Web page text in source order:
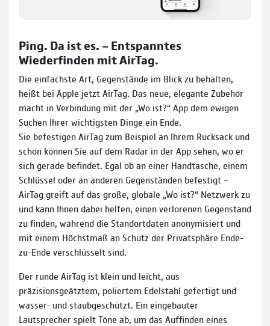
Ping. Da ist es. – Entspanntes
Wiederfinden mit AirTag.
Die einfachste Art, Gegenstände im Blick zu behalten,
heißt bei Apple jetzt AirTag. Das neue, elegante Zubehör
macht in Verbindung mit der „Wo ist?“ App dem ewigen
Suchen Ihrer wichtigsten Dinge ein Ende.
Sie befestigen AirTag zum Beispiel an Ihrem Rucksack und
schon können Sie auf dem Radar in der App sehen, wo er
sich gerade befindet. Egal ob an einer Handtasche, einem
Schlüssel oder an anderen Gegenständen befestigt –
AirTag greift auf das große, globale „Wo ist?“ Netzwerk zu
und kann Ihnen dabei helfen, einen verlorenen Gegenstand
zu finden, während die Standortdaten anonymisiert und
mit einem Höchstmaß an Schutz der Privatsphäre Ende-
zu-Ende verschlüsselt sind.
Der runde AirTag ist klein und leicht, aus
präzisionsgeätztem, poliertem Edelstahl gefertigt und
wasser- und staubgeschützt. Ein eingebauter
Lautsprecher spielt Töne ab, um das Auffinden eines